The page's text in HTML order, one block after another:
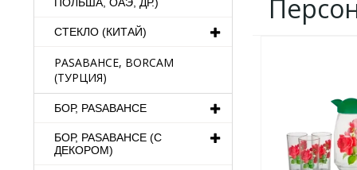
СТЕКЛО (КИТАЙ)
PASABAHCE, BORCAM
(ТУРЦИЯ)
БОР, PASABAHCE
БОР, PASABAHCE (С
ДЕКОРОМ)